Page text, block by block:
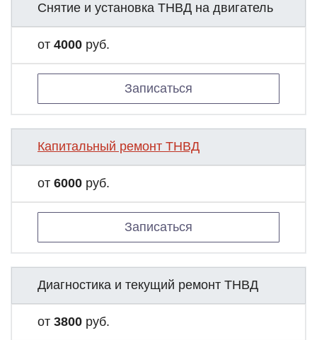
Снятие и установка ТНВД на двигатель
от 4000 руб.
Записаться
Капитальный ремонт ТНВД
от 6000 руб.
Записаться
Диагностика и текущий ремонт ТНВД
от 3800 руб.